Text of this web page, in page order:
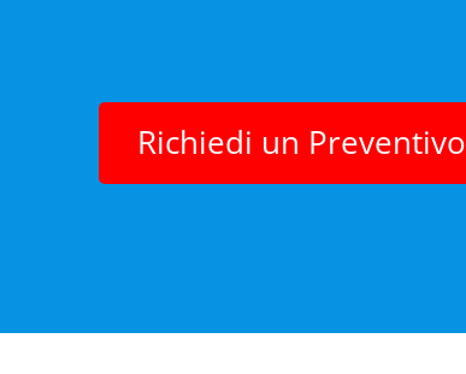
Richiedi un Preventivo